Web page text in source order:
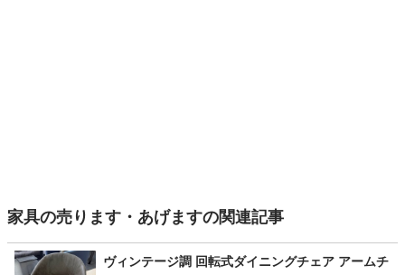
家具の売ります・あげますの関連記事
ヴィンテージ調 回転式ダイニングチェア アームチ